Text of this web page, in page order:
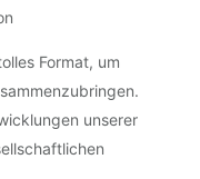
Format, um
unserer